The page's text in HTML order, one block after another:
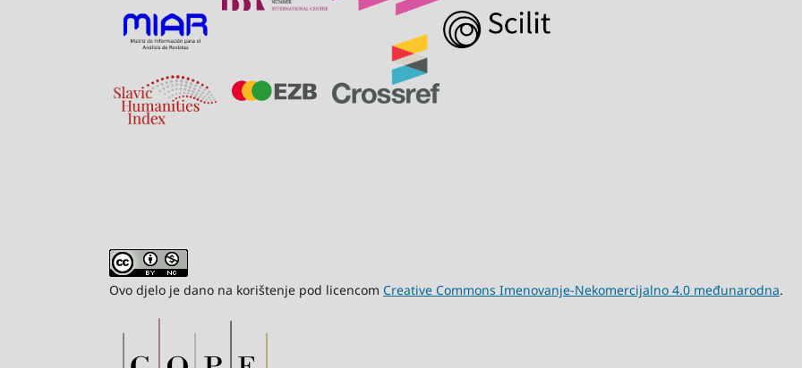
Ovo djelo je dano na korištenje pod licencom Creative Commons Imenovanje-Nekomercijalno 4.0 međunarodna.